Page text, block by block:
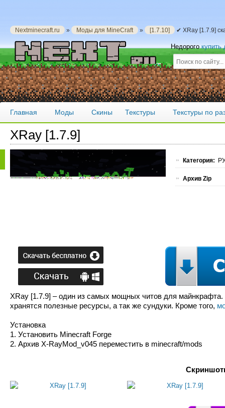
Nextminecraft.ru » Моды для MineCraft » [1.7.10] ✔ XRay [1.7.9]
Недорогокупить
Главная Моды Скины Текстуры Текстуры по
XRay [1.7.9]
Категория:
Архив Zip
XRay [1.7.9] – один из самых мощных читов для
хранятся полезные ресурсы, а так же сундуки. Кроме того,
Установка
1. Установить Minecraft Forge
2. Архив X-RayMod_v045 переместить в minecraft/mods